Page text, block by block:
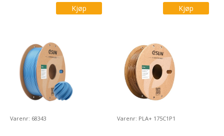
Kjøp Kjøp
Varenr: 68343 Varenr: PLA+ 175C1P1